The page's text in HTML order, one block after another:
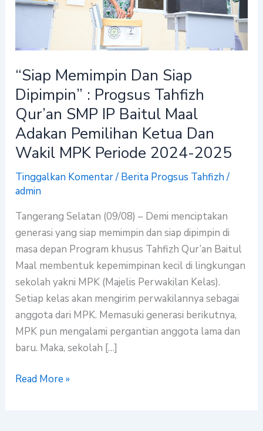
“Siap Memimpin Dan Siap
Dipimpin” : Progsus Tahfizh
Qur’an SMP IP Baitul Maal
Adakan Pemilihan Ketua Dan
Wakil MPK Periode 2024-2025
Tinggalkan Komentar/ Berita Progsus Tahfizh/
admin
Tangerang Selatan (09/08) – Demi menciptakan
generasi yang siap memimpin dan siap dipimpin di
masa depan Program khusus Tahfizh Qur’an Baitul
Maal membentuk kepemimpinan kecil di lingkungan
sekolah yakni MPK (Majelis Perwakilan Kelas).
Setiap kelas akan mengirim perwakilannya sebagai
anggota dari MPK. Memasuki generasi berikutnya,
MPK pun mengalami pergantian anggota lama dan
baru. Maka, sekolah […]
:
Progsus
Tahfizh
SMP
IP
Baitul
Maal
Adakan
Pemilihan
Ketua
Dan
MPK
Periode
2024-
2025
Read More »